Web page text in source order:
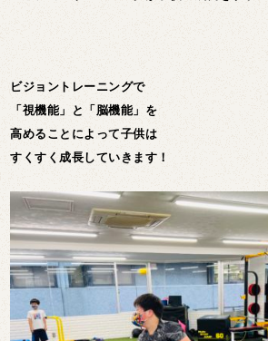
ビジョントレーニングで
「視機能」と「脳機能」を
高めることによって子供は
すくすく成長していきます！